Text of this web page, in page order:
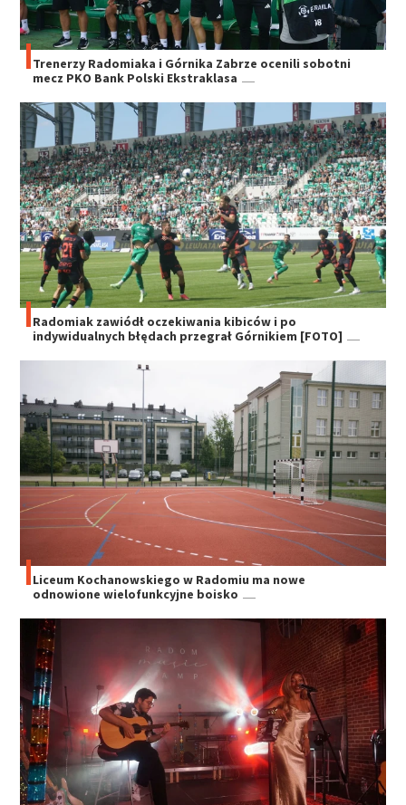
Trenerzy Radomiaka i Górnika Zabrze ocenili sobotni
mecz PKO Bank Polski Ekstraklasa
Radomiak zawiódł oczekiwania kibiców i po
indywidualnych błędach przegrał Górnikiem [FOTO]
Liceum Kochanowskiego w Radomiu ma nowe
odnowione wielofunkcyjne boisko